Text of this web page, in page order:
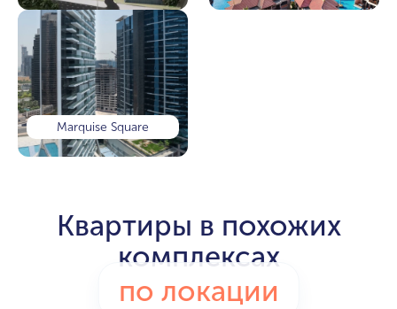
Marquise Square
Квартиры в похожих
комплексах
по локации